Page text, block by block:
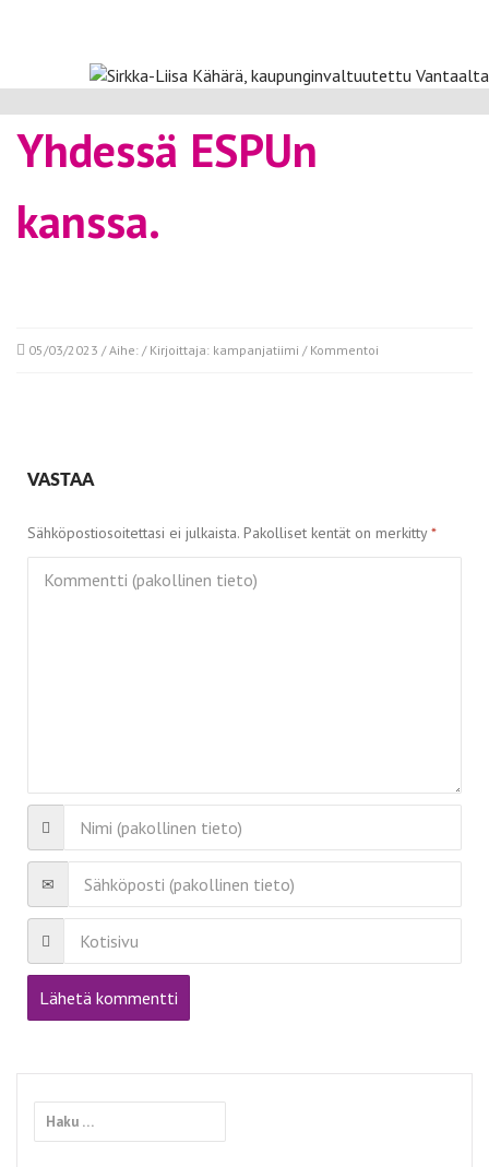
Yhdessä ESPUn
kanssa.
05/03/2023 / Aihe: / Kirjoittaja: kampanjatiimi / Kommentoi
VASTAA
Sähköpostiosoitettasi ei julkaista. Pakolliset kentät on merkitty*